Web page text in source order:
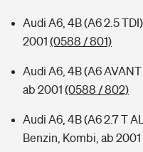
Audi A6, 4B (A6 2.5
2001 (0588 / 801)
Audi A6, 4B (A6 AVANT
ab 2001 (0588 / 802)
Audi A6, 4B (A6 2.7 T
Benzin, Kombi, ab 2001